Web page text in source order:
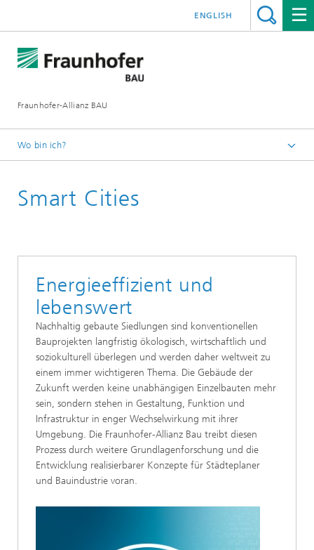
Fraunhofer-Allianz BAU
ENGLISH
Wo bin ich?
Forschungsbereiche
Smart Cities
Energieeffizient und
lebenswert
Nachhaltig gebaute Siedlungen sind konventionellen
Bauprojekten langfristig ökologisch, wirtschaftlich und
soziokulturell überlegen und werden daher weltweit zu
einem immer wichtigeren Thema. Die Gebäude der
Zukunft werden keine unabhängigen Einzelbauten mehr
sein, sondern stehen in Gestaltung, Funktion und
Infrastruktur in enger Wechselwirkung mit ihrer
Umgebung. Die Fraunhofer-Allianz Bau treibt diesen
Prozess durch weitere Grundlagenforschung und die
Entwicklung realisierbarer Konzepte für Städteplaner
und Bauindustrie voran.